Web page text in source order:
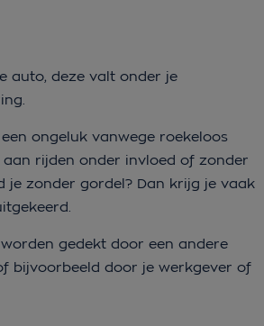
auto, deze valt onder je
ongeluk vanwege roekeloos
aan rijden onder invloed of zonder
je zonder gordel? Dan krijg je vaak
gedekt door een andere
bijvoorbeeld door je werkgever of